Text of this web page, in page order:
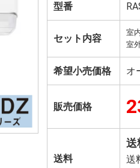
型番
セット内容
室
室
希望小売価格 オ
販売価格
送料
送
送